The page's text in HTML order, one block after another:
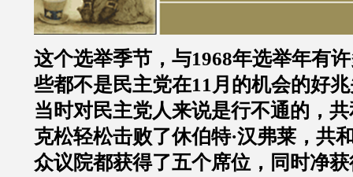
这个选举季节，与1968年选举年有
些都不是民主党在11月的机会的好
当时对民主党人来说是行不通的，
克松轻松击败了休伯特·汉弗莱，共
众议院都获得了五个席位，同时净